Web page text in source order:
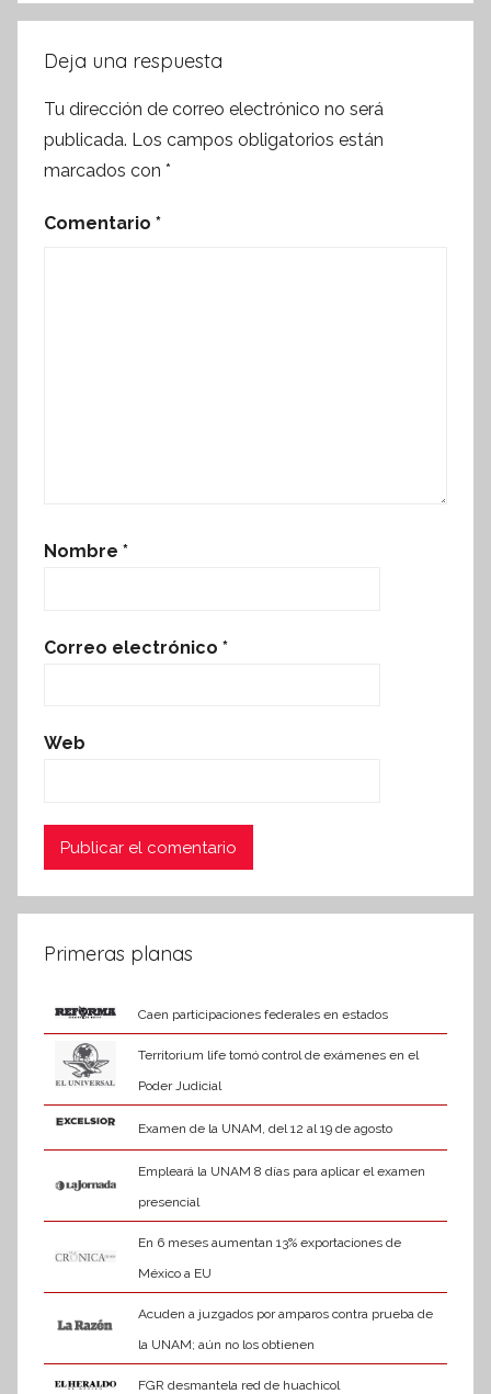
Deja una respuesta
Tu dirección de correo electrónico no será
publicada. Los campos obligatorios están
marcados con *
Comentario *
Nombre *
Correo electrónico *
Web
Primeras planas
Caen participaciones federales en estados
Territorium life tomó control de exámenes en el
Poder Judicial
Examen de la UNAM, del 12 al 19 de agosto
Empleará la UNAM 8 días para aplicar el examen
presencial
En 6 meses aumentan 13% exportaciones de
México a EU
Acuden a juzgados por amparos contra prueba de
la UNAM; aún no los obtienen
FGR desmantela red de huachicol